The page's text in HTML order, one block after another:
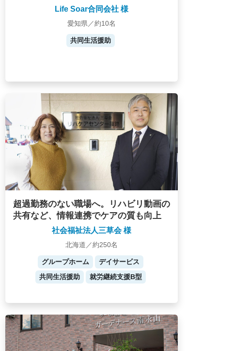
Life Soar合同会社 様
愛知県／約10名
共同生活援助
超過勤務のない職場へ。リハビリ動画の
共有など、情報連携でケアの質も向上
社会福祉法人三草会 様
北海道／約250名
グループホーム
デイサービス
共同生活援助
就労継続支援B型